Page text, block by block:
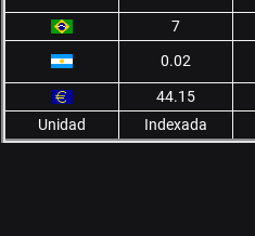
7
0.02
44.15
Unidad
Indexada